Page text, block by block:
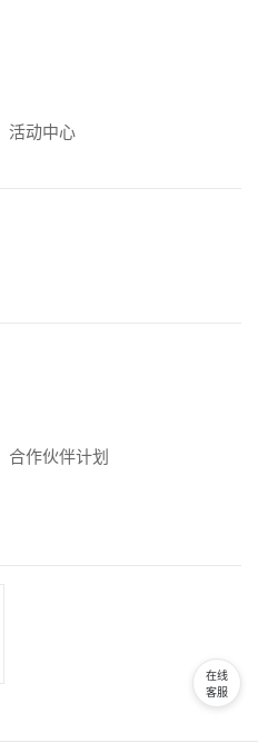
活动中心
合作伙伴计划
在线
客服